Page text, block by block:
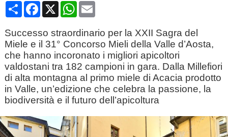
CondividiFacebook
X WhatsApp
Email
Successo straordinario per la XXII Sagra del
Miele e il 31° Concorso Mieli della Valle d’Aosta,
che hanno incoronato i migliori apicoltori
valdostani tra 182 campioni in gara. Dalla Millefiori
di alta montagna al primo miele di Acacia prodotto
in Valle, un’edizione che celebra la passione, la
biodiversità e il futuro dell’apicoltura